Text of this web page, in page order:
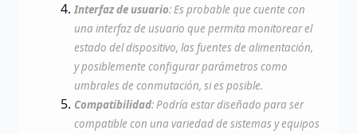
Interfaz de usuario: Es probable que cuente con
una interfaz de usuario que permita monitorear el
estado del dispositivo, las fuentes de alimentación,
y posiblemente configurar parámetros como
umbrales de conmutación, si es posible.
Compatibilidad: Podría estar diseñado para ser
compatible con una variedad de sistemas y equipos